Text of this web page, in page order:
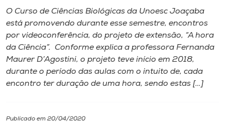
Internacionalização
I.nova
Cultura
O Curso de Ciências Biológicas da Unoesc Joaçaba
está promovendo durante esse semestre, encontros
por videoconferência, do projeto de extensão, “A hora
da Ciência”. Conforme explica a professora Fernanda
Maurer D’Agostini, o projeto teve início em 2018,
durante o período das aulas com o intuito de, cada
encontro ter duração de uma hora, sendo estas […]
Publicado em 20/04/2020